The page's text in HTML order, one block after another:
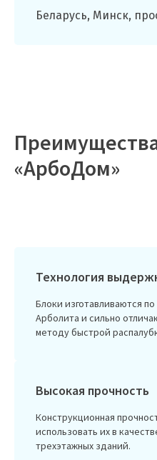
Беларусь, Минск,
«АрбоДом»
Технология
Блоки изготавливаются
Арболита и сильно
методу быстрой
Высокая прочность
Конструкционная
использовать их в
трехэтажных зданий.